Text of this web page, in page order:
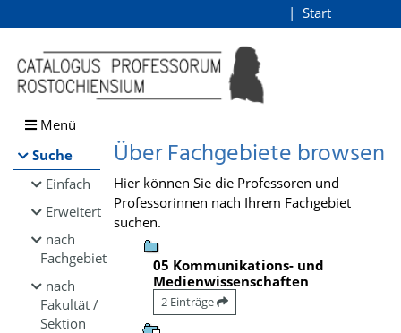
Browsen
direkt zum Inhalt
Start
Menü
Suche
Einfach
Erweitert
nach
Fachgebiet
nach
Fakultät /
Sektion
Über Fachgebiete browsen
Hier können Sie die Professoren und
Professorinnen nach Ihrem Fachgebiet
suchen.
05 Kommunikations- und
Medienwissenschaften
2 Einträge